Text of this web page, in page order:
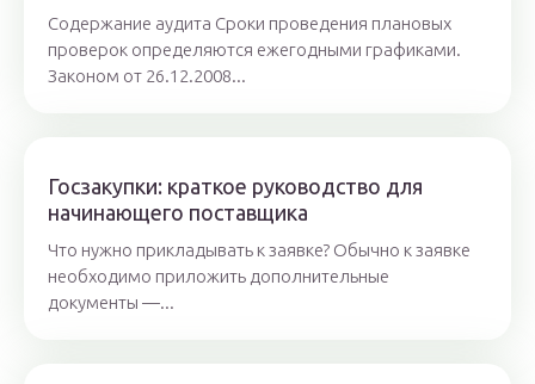
Содержание аудита Сроки проведения плановых
проверок определяются ежегодными графиками.
Законом от 26.12.2008...
Госзакупки: краткое руководство для
начинающего поставщика
Что нужно прикладывать к заявке? Обычно к заявке
необходимо приложить дополнительные
документы —...